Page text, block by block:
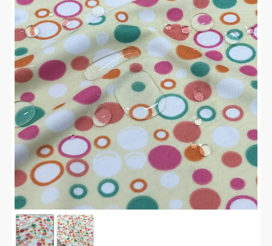
พิมพ์สะท้อนน้ำ/สีลูกกวาด(เหลือง) #1